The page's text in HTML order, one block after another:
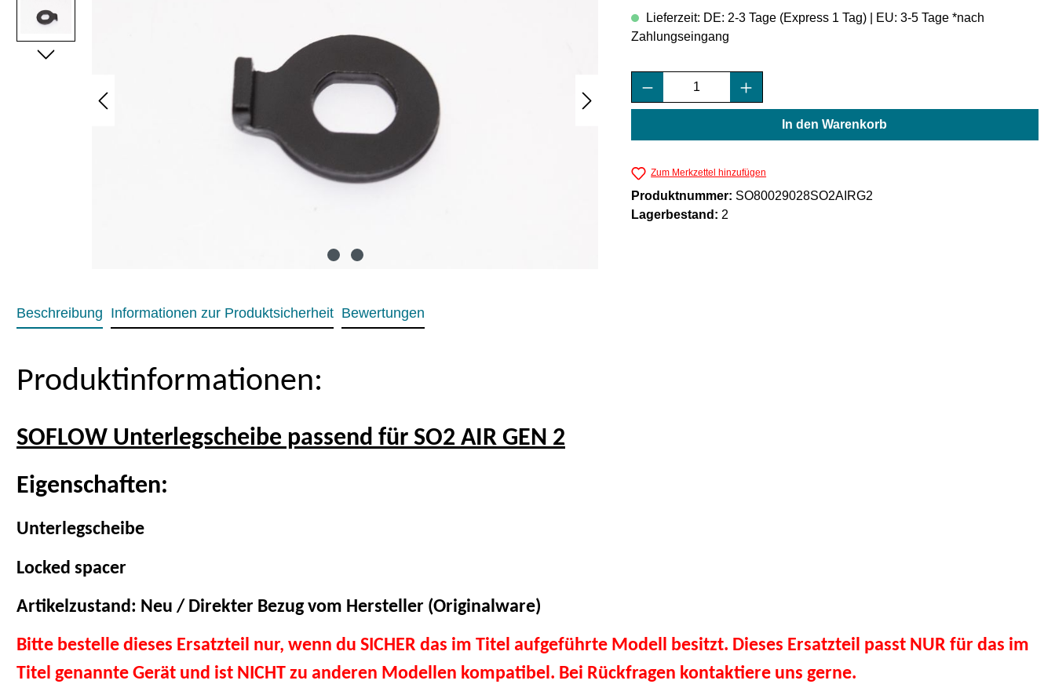
Lieferzeit: DE: 2-3 Tage (Express 1 Tag) | EU: 3-5 Tage *nach
Zahlungseingang
Produkt Anzahl: Gib den gewünschten Wert ein
In den Warenkorb
Zum Merkzettel hinzufügen
Produktnummer: SO80029028SO2AIRG2
Lagerbestand: 2
Beschreibung Informationen zur Produktsicherheit Bewertungen
Produktinformationen:
SOFLOW Unterlegscheibe passend für SO2 AIR GEN 2
Eigenschaften:
Unterlegscheibe
Locked spacer
Artikelzustand: Neu / Direkter Bezug vom Hersteller (Originalware)
Bitte bestelle dieses Ersatzteil nur, wenn du SICHER das im Titel aufgeführte Modell besitzt. Dieses Ersatzteil passt NUR für das im
Titel genannte Gerät und ist NICHT zu anderen Modellen kompatibel. Bei Rückfragen kontaktiere uns gerne.